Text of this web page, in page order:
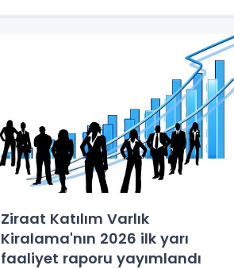
Ziraat Katılım Varlık
Kiralama'nın 2026 ilk yarı
faaliyet raporu yayımlandı